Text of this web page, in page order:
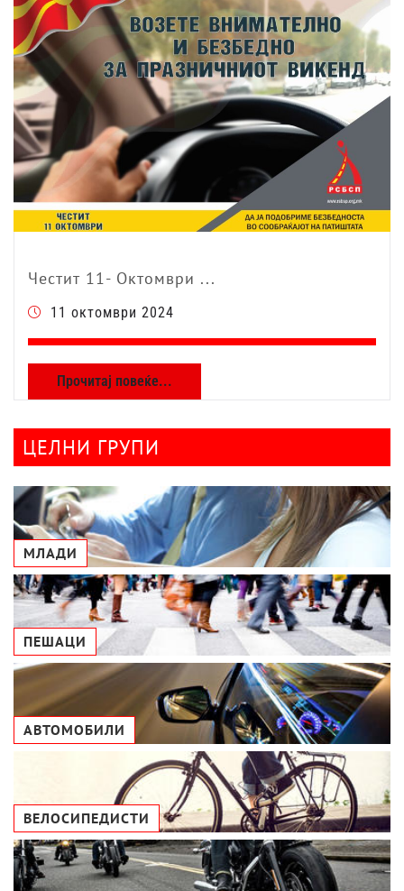
Честит 11- Октомври ...
11 октомври 2024
Прочитај повеќе...
ЦЕЛНИ ГРУПИ
МЛАДИ
ПЕШАЦИ
АВТОМОБИЛИ
ВЕЛОСИПЕДИСТИ